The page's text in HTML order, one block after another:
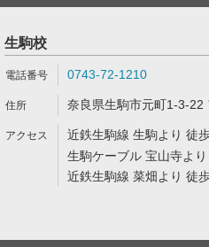
生駒校
0743-72-1210
奈良県生駒市元町1-3-22
近鉄生駒線 生駒より 徒
生駒ケーブル 宝山寺よ
近鉄生駒線 菜畑より 徒